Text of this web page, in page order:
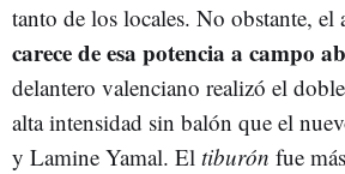
tanto de los locales. No obstante, el
carece de esa potencia a campo
delantero valenciano realizó el
alta intensidad sin balón que el
y Lamine Yamal. El tiburón fue